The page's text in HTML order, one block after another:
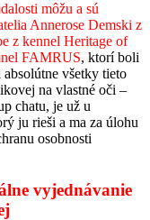
môžu a sú
Annerose Demski z
z kennel Heritage of
FAMRUS, ktorí boli
všetky tieto
na vlastné oči –
chatu, je už u
ju rieši a ma za úlohu
osobnosti
vyjednávanie